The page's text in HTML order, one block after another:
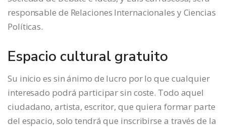
responsable de Relaciones Internacionales y Ciencias
Políticas.
Espacio cultural gratuito
Su inicio es sin ánimo de lucro por lo que cualquier
interesado podrá participar sin coste. Todo aquel
ciudadano, artista, escritor, que quiera formar parte
del espacio, solo tendrá que inscribirse a través de la